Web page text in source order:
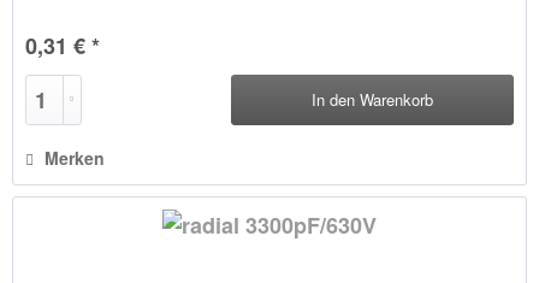
0,31 € *
In den Warenkorb
Merken